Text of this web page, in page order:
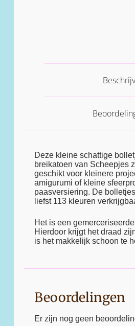
Deze kleine schattige
breikatoen van Scheepjes
geschikt voor kleinere
amigurumi of kleine
paasversiering. De
liefst 113 kleuren
Het is een
Hierdoor krijgt het draad
is het makkelijk schoon te
Beoordelingen
Er zijn nog geen